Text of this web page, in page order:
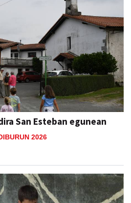
San Esteban egunean
2026